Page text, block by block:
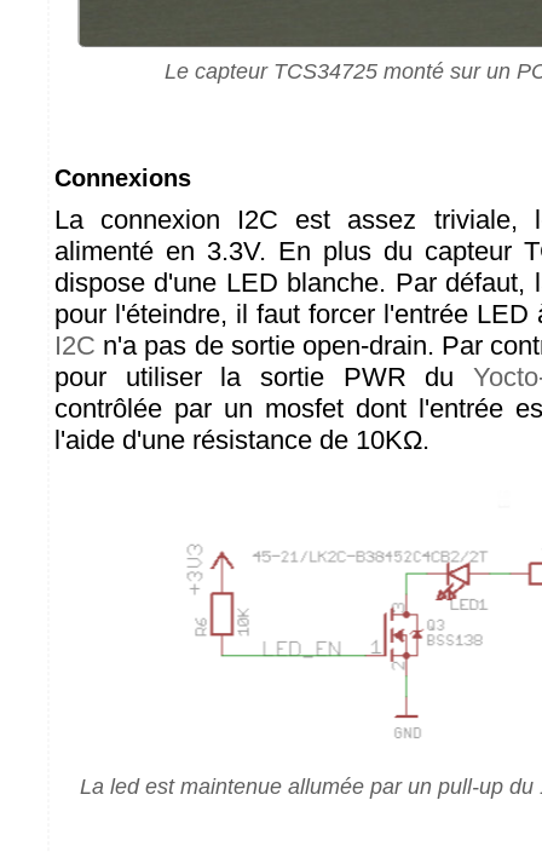
Le capteur TCS34725 monté sur un
Connexions
La connexion I2C est assez triviale,
alimenté en 3.3V. En plus du capteur
dispose d'une LED blanche. Par défaut,
pour l'éteindre, il faut forcer l'entrée
I2C n'a pas de sortie open-drain. Par
pour utiliser la sortie PWR du
contrôlée par un mosfet dont l'entrée
l'aide d'une résistance de 10KΩ.
La led est maintenue allumée par un pull-up du